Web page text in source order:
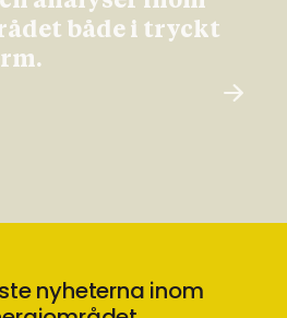
både i tryckt
nyheterna inom